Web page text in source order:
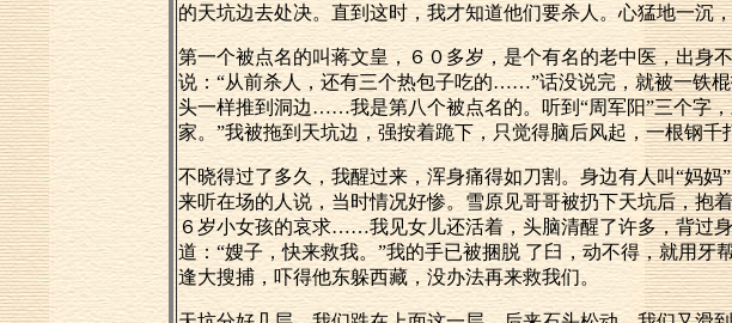
的天坑边去处决。直到这时，我才知道他们要杀人。心猛地一沉
第一个被点名的叫蒋文皇，６０多岁，是个有名的老中医，出身
说：“从前杀人，还有三个热包子吃的……”话没说完，就被一铁
头一样推到洞边……我是第八个被点名的。听到“周军阳”三个字
家。”我被拖到天坑边，强按着跪下，只觉得脑后风起，一根钢
不晓得过了多久，我醒过来，浑身痛得如刀割。身边有人叫“妈
来听在场的人说，当时情况好惨。雪原见哥哥被扔下天坑后，抱
６岁小女孩的哀求……我见女儿还活着，头脑清醒了许多，背过
道：“嫂子，快来救我。”我的手已被捆脱 了臼，动不得，就用
逢大搜捕，吓得他东躲西藏，没办法再来救我们。